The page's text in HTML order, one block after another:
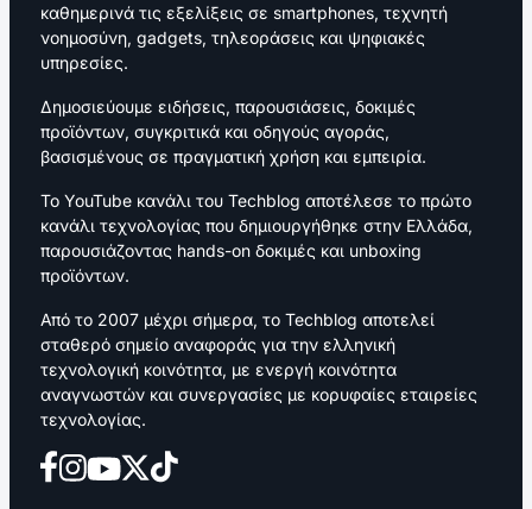
καθημερινά τις εξελίξεις σε smartphones, τεχνητή
νοημοσύνη, gadgets, τηλεοράσεις και ψηφιακές
υπηρεσίες.
Δημοσιεύουμε ειδήσεις, παρουσιάσεις, δοκιμές
προϊόντων, συγκριτικά και οδηγούς αγοράς,
βασισμένους σε πραγματική χρήση και εμπειρία.
Το YouTube κανάλι του Techblog αποτέλεσε το πρώτο
κανάλι τεχνολογίας που δημιουργήθηκε στην Ελλάδα,
παρουσιάζοντας hands-on δοκιμές και unboxing
προϊόντων.
Από το 2007 μέχρι σήμερα, το Techblog αποτελεί
σταθερό σημείο αναφοράς για την ελληνική
τεχνολογική κοινότητα, με ενεργή κοινότητα
αναγνωστών και συνεργασίες με κορυφαίες εταιρείες
τεχνολογίας.